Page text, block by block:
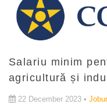
Salariu minim
agricultură și
22 December 2023 •